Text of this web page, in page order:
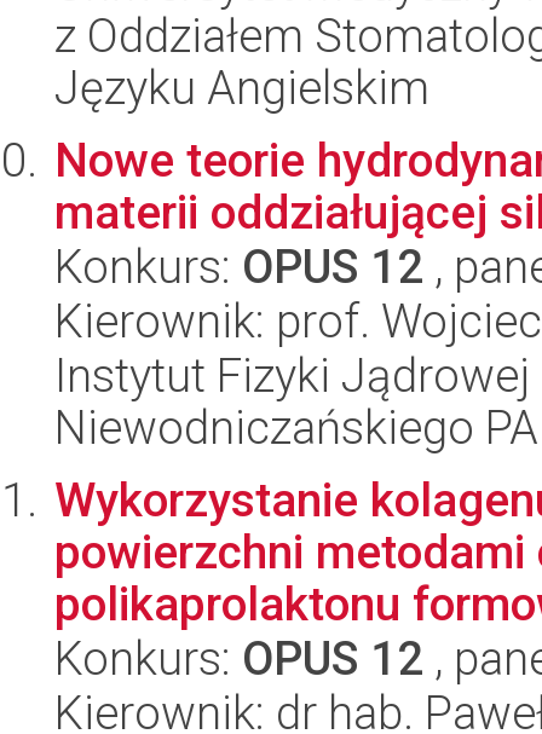
z Oddziałem
Języku Angielskim
Nowe teorie
materii oddziałującej
Konkurs: OPUS 12 ,
Kierownik: prof.
Instytut Fizyki
Niewodniczańskiego
Wykorzystanie
powierzchni metodami
polikaprolaktonu
Konkurs: OPUS 12 ,
Kierownik: dr hab.